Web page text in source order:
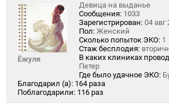
Ёжуля
Девица на выданье
Сообщения: 1033
Зарегистрирован: 04 авг
Пол: Женский
Сколько попыток ЭКО: 1
Стаж бесплодия:
В каких клиниках
Петер
Где было удачное ЭКО:
Благодарил (а): 164 раза
Поблагодарили: 116 раз